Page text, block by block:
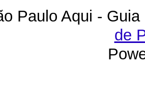
Paulo Aqui -
de